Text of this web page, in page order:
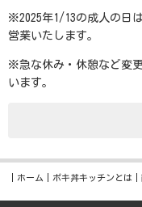
※2025年1/13の成人の日
営業いたします。
※急な休み・休憩など変
います。
ホーム ポキ丼キッチンとは